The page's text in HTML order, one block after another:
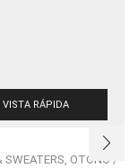
VISTA RÁPIDA
SWEATERS OTOÑO /